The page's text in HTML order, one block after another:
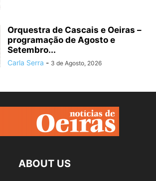
Orquestra de Cascais e Oeiras –
programação de Agosto e
Setembro...
Carla Serra - 3 de Agosto, 2026
ABOUT US